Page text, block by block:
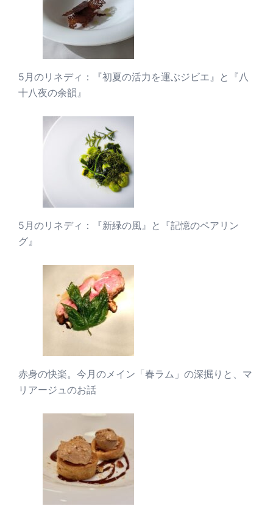
5月のリネディ：『初夏の活力を運ぶジビエ』と『八
十八夜の余韻』
5月のリネディ：『新緑の風』と『記憶のペアリン
グ』
赤身の快楽。今月のメイン「春ラム」の深掘りと、マ
リアージュのお話